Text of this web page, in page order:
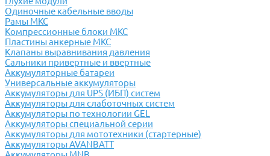
Одиночные кабельные вводы
Рамы МКС
Компрессионные блоки МКС
Пластины анкерные МКС
Клапаны выравнивания давления
Сальники привертные и ввертные
Аккумуляторные батареи
Универсальные аккумуляторы
Аккумуляторы для UPS (ИБП) систем
Аккумуляторы для слаботочных систем
Аккумуляторы по технологии GEL
Аккумуляторы специальной серии
Аккумуляторы для мототехники (стартерные)
Аккумуляторы AVANBATT